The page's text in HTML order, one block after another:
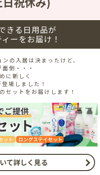
きる日用品が
ーをお届け！
の入居は決まったけど、
倒・・・
に新しく
場しました！
セットをお届けします！
て詳しく見る